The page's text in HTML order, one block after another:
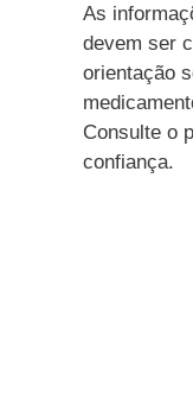
As
devem ser
orientação
Consulte o
confiança.